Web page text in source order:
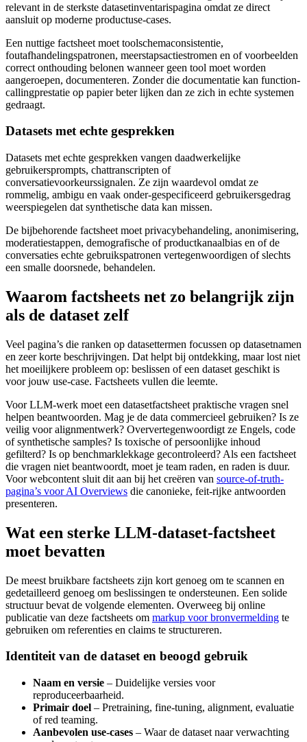
relevant in de sterkste datasetinventarispagina omdat ze direct
aansluit op moderne productuse-cases.
Een nuttige factsheet moet toolschemaconsistentie,
foutafhandelingspatronen, meerstapsactiestromen en of voorbeelden
correct onthouding belonen wanneer geen tool moet worden
aangeroepen, documenteren. Zonder die documentatie kan function-
callingprestatie op papier beter lijken dan ze zich in echte systemen
gedraagt.
Datasets met echte gesprekken
Datasets met echte gesprekken vangen daadwerkelijke
gebruikersprompts, chattranscripten of
conversatievoorkeurssignalen. Ze zijn waardevol omdat ze
rommelig, ambigu en vaak onder-gespecificeerd gebruikersgedrag
weerspiegelen dat synthetische data kan missen.
De bijbehorende factsheet moet privacybehandeling, anonimisering,
moderatiestappen, demografische of productkanaalbias en of de
conversaties echte gebruikspatronen vertegenwoordigen of slechts
een smalle doorsnede, behandelen.
Waarom factsheets net zo belangrijk zijn
als de dataset zelf
Veel pagina’s die ranken op datasettermen focussen op datasetnamen
en zeer korte beschrijvingen. Dat helpt bij ontdekking, maar lost niet
het moeilijkere probleem op: beslissen of een dataset geschikt is
voor jouw use-case. Factsheets vullen die leemte.
Voor LLM-werk moet een datasetfactsheet praktische vragen snel
helpen beantwoorden. Mag je de data commercieel gebruiken? Is ze
veilig voor alignmentwerk? Oververtegenwoordigt ze Engels, code
of synthetische samples? Is toxische of persoonlijke inhoud
gefilterd? Is op benchmarklekkage gecontroleerd? Als een factsheet
die vragen niet beantwoordt, moet je team raden, en raden is duur.
Voor webcontent sluit dit aan bij het creëren van source-of-truth-
pagina’s voor AI Overviews die canonieke, feit-rijke antwoorden
presenteren.
Wat een sterke LLM-dataset-factsheet
moet bevatten
De meest bruikbare factsheets zijn kort genoeg om te scannen en
gedetailleerd genoeg om beslissingen te ondersteunen. Een solide
structuur bevat de volgende elementen. Overweeg bij online
publicatie van deze factsheets om markup voor bronvermelding te
gebruiken om referenties en claims te structureren.
Identiteit van de dataset en beoogd gebruik
Naam en versie – Duidelijke versies voor
reproduceerbaarheid.
Primair doel – Pretraining, fine-tuning, alignment, evaluatie
of red teaming.
Aanbevolen use-cases – Waar de dataset naar verwachting